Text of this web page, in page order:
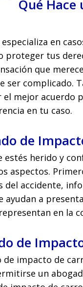
Qué Hace
en
proteger tus
que
ser complicado.
mejor acuerdo
en tu caso.
de
estés herido y
aspectos.
accidente,
a
en la
de
impacto de
un